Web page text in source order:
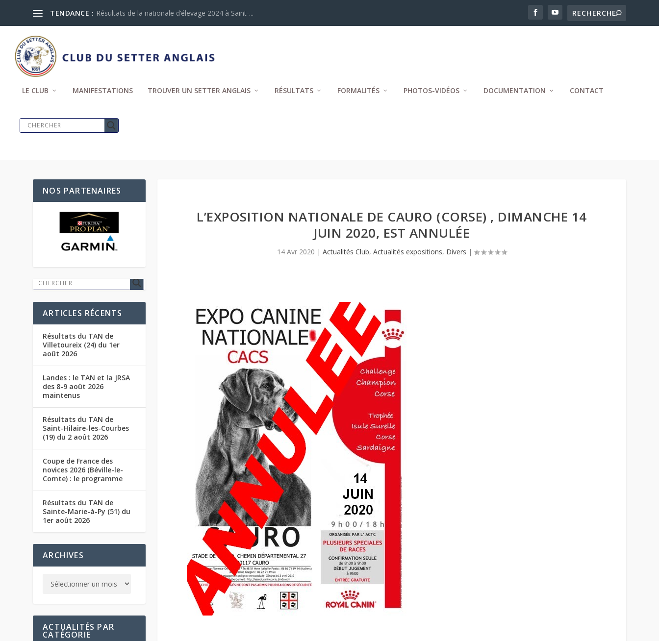
TENDANCE : Résultats de la nationale d’élevage 2024 à Saint-...
LE CLUB MANIFESTATIONS TROUVER UN SETTER ANGLAIS RÉSULTATS FORMALITÉS PHOTOS-VIDÉOS DOCUMENTATION CONTACT
L’EXPOSITION NATIONALE DE CAURO (CORSE) , DIMANCHE 14
JUIN 2020, EST ANNULÉE
14 Avr 2020 | Actualités Club, Actualités expositions, Divers |
NOS PARTENAIRES
ARTICLES RÉCENTS
Résultats du TAN de
Villetoureix (24) du 1er
août 2026
Landes : le TAN et la JRSA
des 8-9 août 2026
maintenus
Résultats du TAN de
Saint-Hilaire-les-Courbes
(19) du 2 août 2026
Coupe de France des
novices 2026 (Béville-le-
Comte) : le programme
Résultats du TAN de
Sainte-Marie-à-Py (51) du
1er août 2026
ARCHIVES
ACTUALITÉS PAR
CATÉGORIE